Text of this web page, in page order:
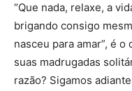
“Que nada, relaxe, a
brigando consigo
nasceu para amar”, é
suas madrugadas
razão? Sigamos